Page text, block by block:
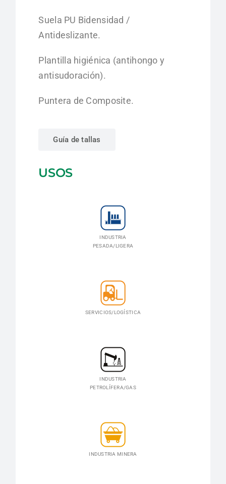
Suela PU Bidensidad /
Antideslizante.
Plantilla higiénica (antihongo y
antisudoración).
Puntera de Composite.
Guía de tallas
USOS
INDUSTRIA
PESADA/LIGERA
SERVICIOS/LOGÍSTICA
INDUSTRIA
PETROLÍFERA/GAS
INDUSTRIA MINERA